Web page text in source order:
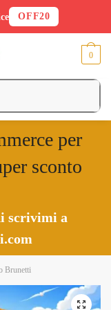
0
per
sconto
scrivimi a
Brunetti
OFF20